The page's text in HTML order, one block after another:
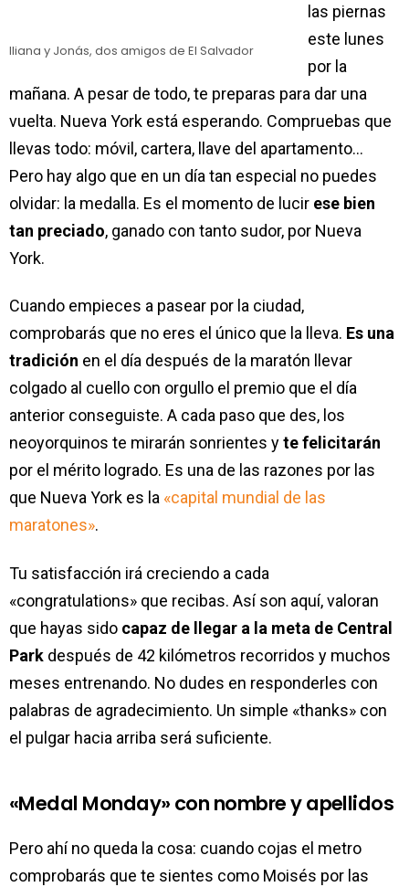
Iliana y Jonás, dos amigos de El Salvador
las piernas
este lunes
por la
mañana. A pesar de todo, te preparas para dar una
vuelta. Nueva York está esperando. Compruebas que
llevas todo: móvil, cartera, llave del apartamento…
Pero hay algo que en un día tan especial no puedes
olvidar: la medalla. Es el momento de lucir ese bien
tan preciado, ganado con tanto sudor, por Nueva
York.
Cuando empieces a pasear por la ciudad,
comprobarás que no eres el único que la lleva. Es una
tradición en el día después de la maratón llevar
colgado al cuello con orgullo el premio que el día
anterior conseguiste. A cada paso que des, los
neoyorquinos te mirarán sonrientes yte felicitarán
por el mérito logrado. Es una de las razones por las
que Nueva York es la «capital mundial de las
maratones».
Tu satisfacción irá creciendo a cada
«congratulations» que recibas. Así son aquí, valoran
que hayas sido capaz de llegar a la meta de Central
Park después de 42 kilómetros recorridos y muchos
meses entrenando. No dudes en responderles con
palabras de agradecimiento. Un simple «thanks» con
el pulgar hacia arriba será suficiente.
«Medal Monday» con nombre y apellidos
Pero ahí no queda la cosa: cuando cojas el metro
comprobarás que te sientes como Moisés por las